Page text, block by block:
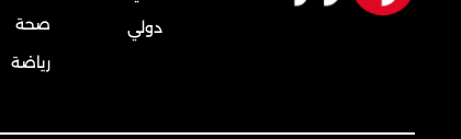
دولي
صحة
رياضة